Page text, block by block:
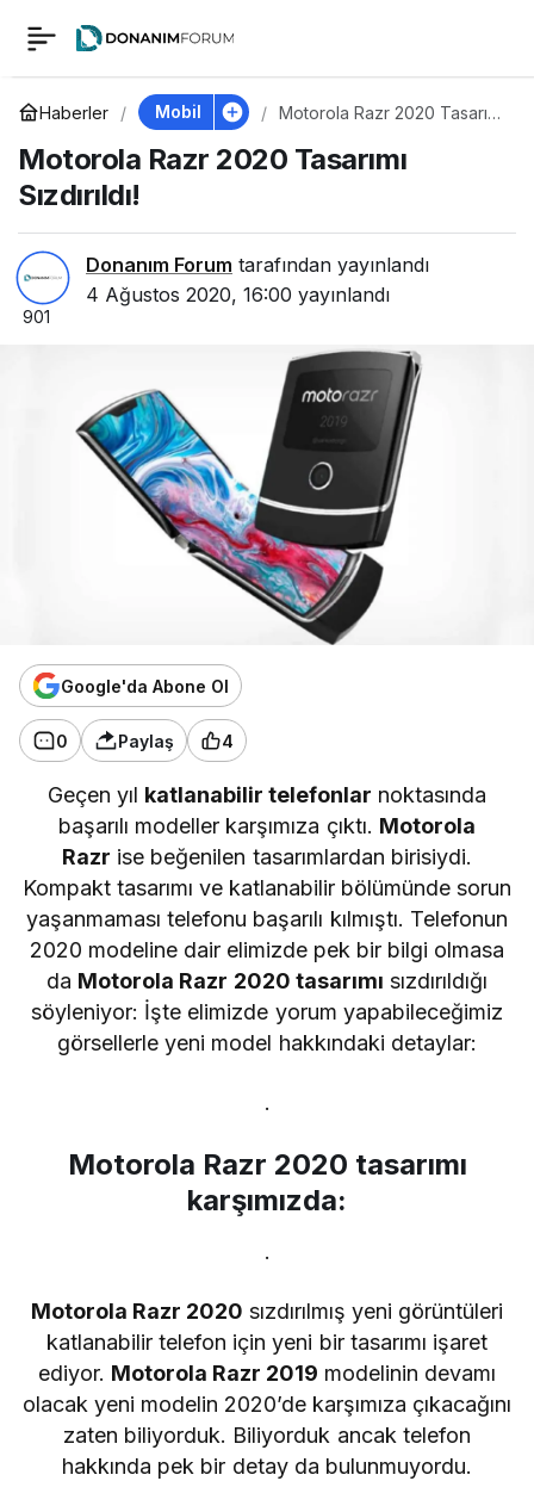
Haberler Mobil
Motorola Razr 2020 Tasarımı
Motorola Razr 2020 Tasarımı
Sızdırıldı!
Donanım Forum tarafından yayınlandı
4 Ağustos 2020, 16:00 yayınlandı
901
Google'da Abone Ol
0 Paylaş 4
Geçen yıl katlanabilir telefonlar noktasında
başarılı modeller karşımıza çıktı. Motorola
Razr ise beğenilen tasarımlardan birisiydi.
Kompakt tasarımı ve katlanabilir bölümünde sorun
yaşanmaması telefonu başarılı kılmıştı. Telefonun
2020 modeline dair elimizde pek bir bilgi olmasa
da Motorola Razr 2020 tasarımı sızdırıldığı
söyleniyor: İşte elimizde yorum yapabileceğimiz
görsellerle yeni model hakkındaki detaylar:
.
Motorola Razr 2020 tasarımı
karşımızda:
.
Motorola Razr 2020 sızdırılmış yeni görüntüleri
katlanabilir telefon için yeni bir tasarımı işaret
ediyor. Motorola Razr 2019 modelinin devamı
olacak yeni modelin 2020’de karşımıza çıkacağını
zaten biliyorduk. Biliyorduk ancak telefon
hakkında pek bir detay da bulunmuyordu.
Motorola Razr 2020
Tasarımı Sızdırıldı!